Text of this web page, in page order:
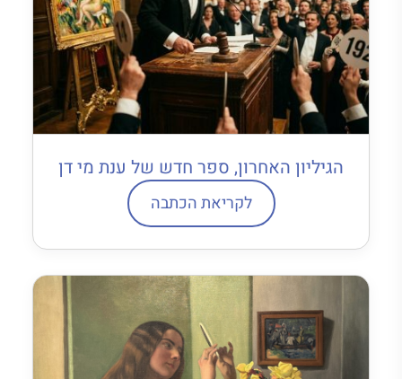
הגיליון האחרון, ספר חדש של ענת מי דן
לקריאת הכתבה